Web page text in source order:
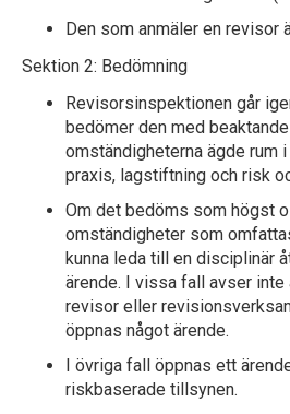
e
Den som anmäler en revisor
Sektion 2: Bedömning
Revisorsinspektionen går
bedömer den med
omständigheterna ägde rum
praxis, lagstiftning och risk
Om det bedöms som högst
omständigheter som
kunna leda till en disciplinär
ärende. I vissa fall avser inte
revisor eller
öppnas något ärende.
I övriga fall öppnas ett
riskbaserade tillsynen.